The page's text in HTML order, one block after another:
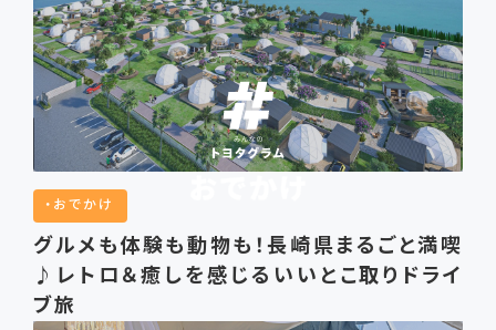
おでかけ
グルメも体験も動物も！長崎県まるごと満喫
♪レトロ＆癒しを感じるいいとこ取りドライ
ブ旅